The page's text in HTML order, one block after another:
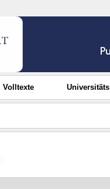
Volltexte